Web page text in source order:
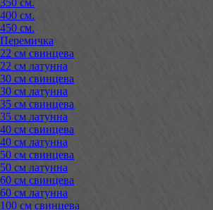
400 см.
450 см.
Перемичка
22 см свинцева
22 см латунна
30 см свинцева
30 см латунна
35 см свинцева
35 см латунна
40 см свинцева
40 см латунна
50 см свинцева
50 см латунна
60 см свинцева
60 см латунна
100 см свинцева